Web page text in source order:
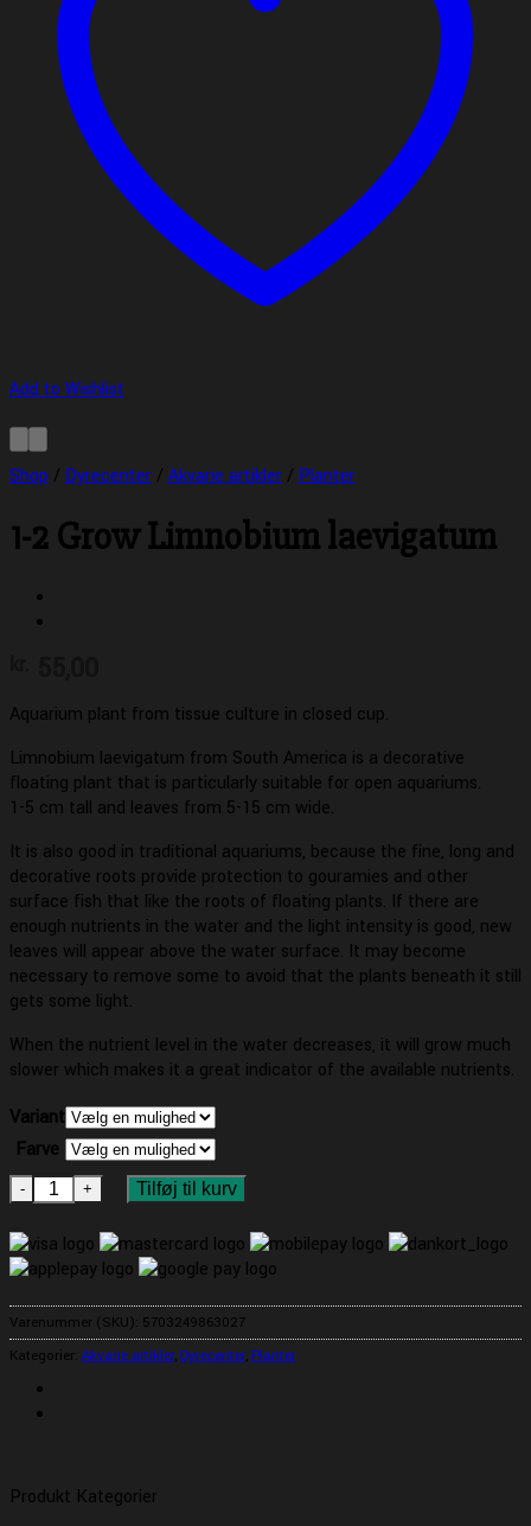
Add to Wishlist
Shop / Dyrecenter / Akvarie artikler / Planter
1-2 Grow Limnobium laevigatum
Aquarium plant from tissue culture in closed cup.
Limnobium laevigatum from South America is a decorative
floating plant that is particularly suitable for open aquariums.
1-5 cm tall and leaves from 5-15 cm wide.
It is also good in traditional aquariums, because the fine, long and
decorative roots provide protection to gouramies and other
surface fish that like the roots of floating plants. If there are
enough nutrients in the water and the light intensity is good, new
leaves will appear above the water surface. It may become
necessary to remove some to avoid that the plants beneath it still
gets some light.
When the nutrient level in the water decreases, it will grow much
slower which makes it a great indicator of the available nutrients.
Variant
Farve
1-2 Grow Limnobium laevigatum antal
Tilføj til kurv
Varenummer (SKU): 5703249863027
Kategorier: Akvarie artikler,Dyrecenter,Planter
Produkt Kategorier